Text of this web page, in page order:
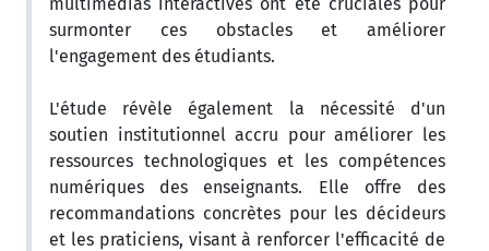
surmonter ces obstacles et améliorer
l'engagement des étudiants.
L'étude révèle également la nécessité d'un
soutien institutionnel accru pour améliorer les
ressources technologiques et les compétences
numériques des enseignants. Elle offre des
recommandations concrètes pour les décideurs
et les praticiens, visant à renforcer l'efficacité de